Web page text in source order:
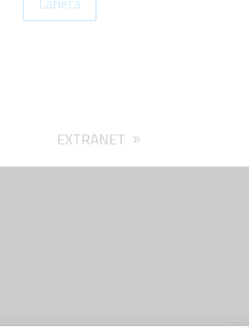
EXTRANET